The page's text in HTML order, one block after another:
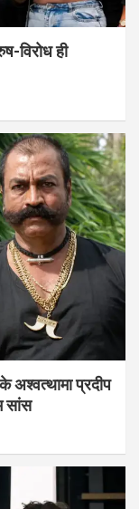
विरोध ही
अश्वत्थामा प्रदीप
सांस